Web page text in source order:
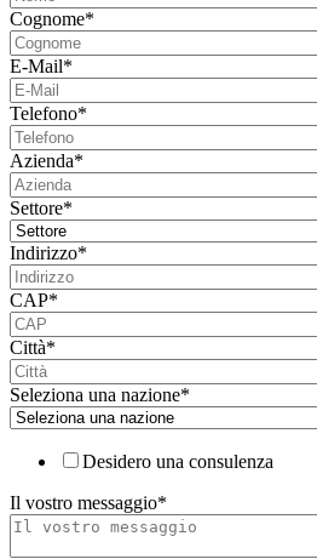
Cognome*
E-Mail*
Telefono*
Azienda*
Settore*
Indirizzo*
CAP*
Città*
Seleziona una nazione*
Desidero una consulenza
Il vostro messaggio*